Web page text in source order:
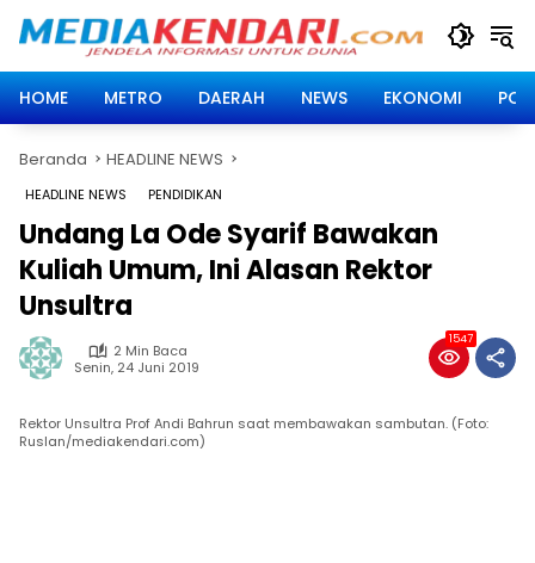
HOME
METRO DAERAH NEWS EKONOMI
Beranda HEADLINE NEWS
HEADLINE NEWS PENDIDIKAN
Undang La Ode Syarif Bawakan
Kuliah Umum, Ini Alasan Rektor
Unsultra
2 Min Baca
Senin, 24 Juni 2019
1547
Rektor Unsultra Prof Andi Bahrun saat membawakan sambutan. (Foto:
Ruslan/mediakendari.com)